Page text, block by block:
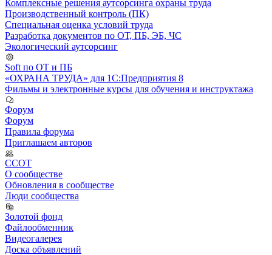
Комплексные решения аутсорсинга охраны труда
Производственный контроль (ПК)
Специальная оценка условий труда
Разработка документов по ОТ, ПБ, ЭБ, ЧС
Экологический аутсорсинг
Soft по ОТ и ПБ
«ОХРАНА ТРУДА» для 1С:Предприятия 8
Фильмы и электронные курсы для обучения и инструктажа
Форум
Форум
Правила форума
Приглашаем авторов
ССОТ
О сообществе
Обновления в сообществе
Люди сообщества
Золотой фонд
Файлообменник
Видеогалерея
Доска объявлений